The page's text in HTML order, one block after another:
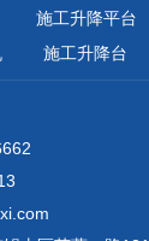
施工升降平台
施工升降台